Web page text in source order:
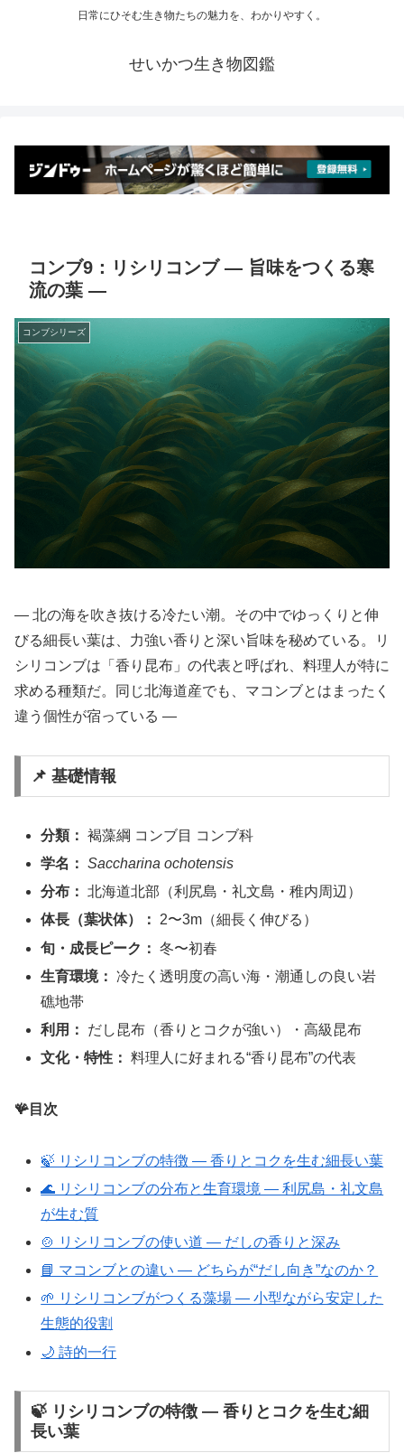
日常にひそむ生き物たちの魅力を、わかりやすく。
せいかつ生き物図鑑
コンブ9：リシリコンブ ― 旨味をつくる寒
流の葉 ―
コンブシリーズ
― 北の海を吹き抜ける冷たい潮。その中でゆっくりと伸
びる細長い葉は、力強い香りと深い旨味を秘めている。リ
シリコンブは「香り昆布」の代表と呼ばれ、料理人が特に
求める種類だ。同じ北海道産でも、マコンブとはまったく
違う個性が宿っている ―
📌 基礎情報
分類： 褐藻綱 コンブ目 コンブ科
学名： Saccharina ochotensis
分布： 北海道北部（利尻島・礼文島・稚内周辺）
体長（葉状体）：
2〜3m（細長く伸びる）
旬・成長ピーク： 冬〜初春
生育環境： 冷たく透明度の高い海・潮通しの良い岩
礁地帯
利用：
だし昆布（香りとコクが強い）・高級昆布
文化・特性： 料理人に好まれる“香り昆布”の代表
🪸目次
🍃 リシリコンブの特徴 ― 香りとコクを生む細長い葉
🌊 リシリコンブの分布と生育環境 ― 利尻島・礼文島
が生む質
🍲 リシリコンブの使い道 ― だしの香りと深み
📘 マコンブとの違い ― どちらが“だし向き”なのか？
🌱 リシリコンブがつくる藻場 ― 小型ながら安定した
生態的役割
🌙 詩的一行
🍃 リシリコンブの特徴 ― 香りとコクを生む細
長い葉